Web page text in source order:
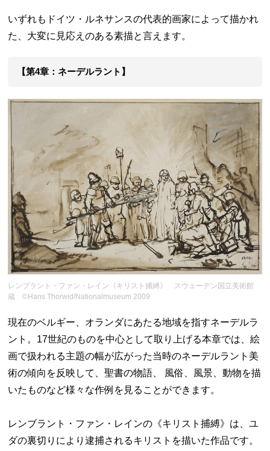
いずれもドイツ・ルネサンスの代表的画家によって描かれ
た、大変に見応えのある素描と言えます。
【第4章：ネーデルラント】
レンブラント・ファン・レイン《キリスト捕縛》 スウェーデン国立美術館
蔵 ©Hans Thorwid/Nationalmuseum 2009
現在のベルギー、オランダにあたる地域を指すネーデルラ
ント。17世紀のものを中心として取り上げる本章では、絵
画で扱われる主題の幅が広がった当時のネーデルラント美
術の傾向を反映して、聖書の物語、 風俗、風景、動物を描
いたものなど様々な作例を見ることができます。
レンブラント・ファン・レインの《キリスト捕縛》は、ユ
ダの裏切りにより逮捕されるキリストを描いた作品です。